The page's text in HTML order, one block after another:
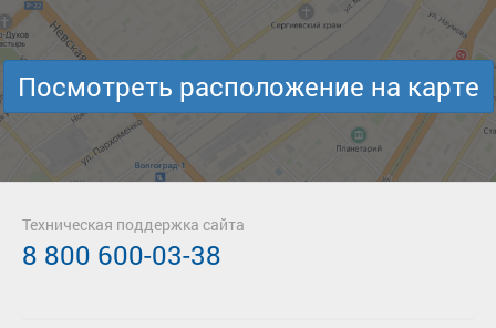
Посмотреть расположение на карте
Техническая поддержка сайта
8 800 600-03-38